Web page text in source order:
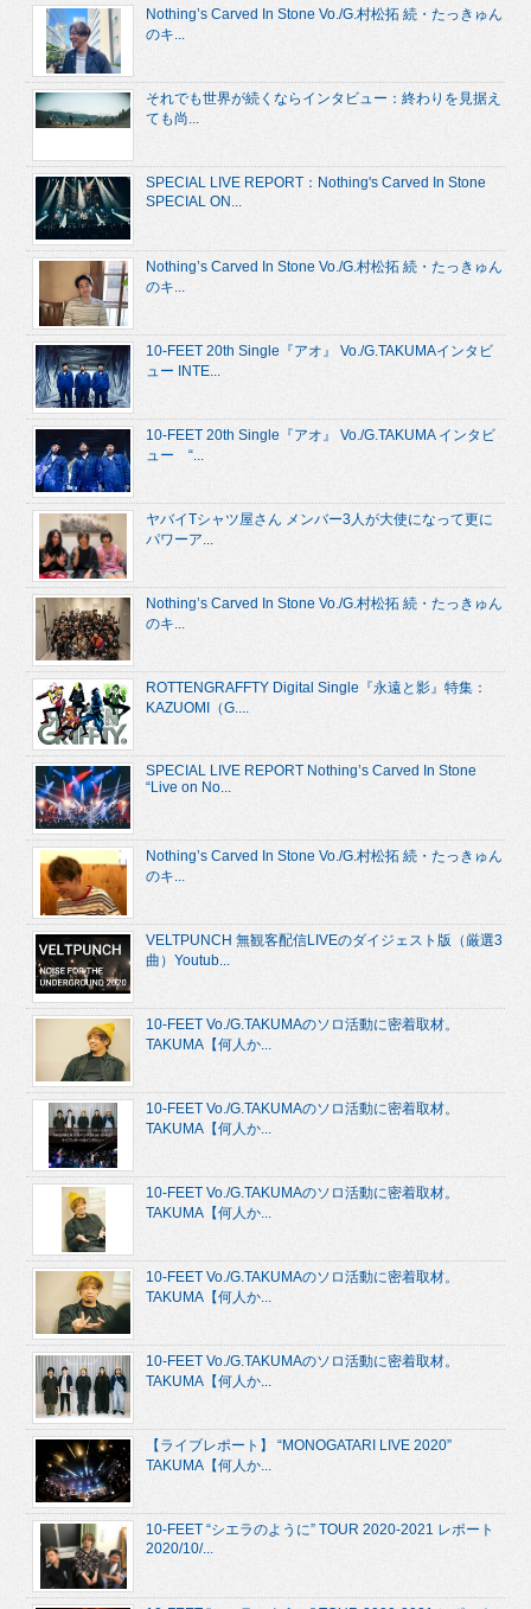
Nothing’s Carved In Stone Vo./G.村松拓 続・たっきゅん
のキ...
それでも世界が続くならインタビュー：終わりを見据え
ても尚...
SPECIAL LIVE REPORT：Nothing's Carved In Stone
SPECIAL ON...
Nothing’s Carved In Stone Vo./G.村松拓 続・たっきゅん
のキ...
10-FEET 20th Single『アオ』 Vo./G.TAKUMAインタビ
ュー INTE...
10-FEET 20th Single『アオ』 Vo./G.TAKUMA インタビ
ュー “...
ヤバイTシャツ屋さん メンバー3人が大使になって更に
パワーア...
Nothing’s Carved In Stone Vo./G.村松拓 続・たっきゅん
のキ...
ROTTENGRAFFTY Digital Single『永遠と影』特集：
KAZUOMI（G....
SPECIAL LIVE REPORT Nothing’s Carved In Stone
“Live on No...
Nothing’s Carved In Stone Vo./G.村松拓 続・たっきゅん
のキ...
VELTPUNCH 無観客配信LIVEのダイジェスト版（厳選3
曲）Youtub...
10-FEET Vo./G.TAKUMAのソロ活動に密着取材。
TAKUMA【何人か...
10-FEET Vo./G.TAKUMAのソロ活動に密着取材。
TAKUMA【何人か...
10-FEET Vo./G.TAKUMAのソロ活動に密着取材。
TAKUMA【何人か...
10-FEET Vo./G.TAKUMAのソロ活動に密着取材。
TAKUMA【何人か...
10-FEET Vo./G.TAKUMAのソロ活動に密着取材。
TAKUMA【何人か...
【ライブレポート】 “MONOGATARI LIVE 2020”
TAKUMA【何人か...
10-FEET “シエラのように” TOUR 2020-2021 レポート
2020/10/...